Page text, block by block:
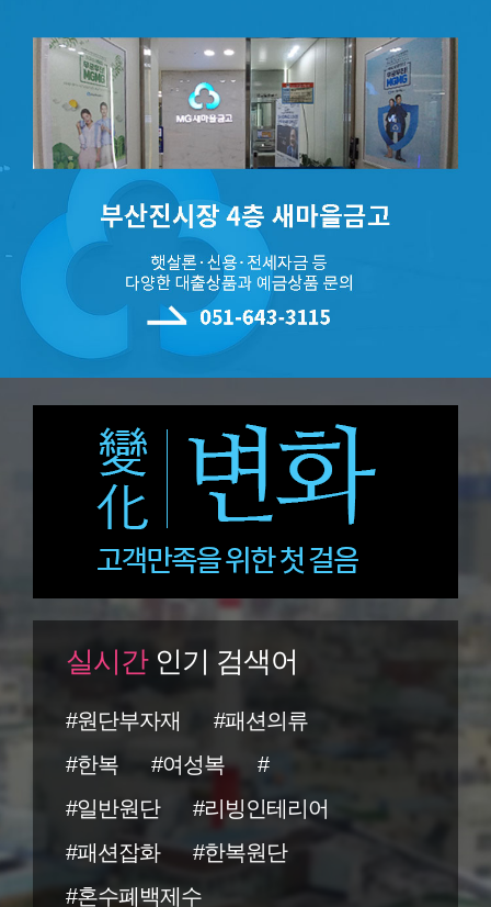
실시간인기 검색어
#원단부자재
#패션의류
#한복
#여성복
#
#일반원단
#리빙인테리어
#패션잡화
#한복원단
#혼수폐백제수